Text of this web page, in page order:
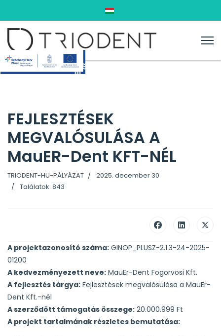
Válasszon nyelvet
FEJLESZTÉSEK
MEGVALÓSULÁSA A
MauER-Dent KFT-NÉL
TRIODENT-HU-PÁLYÁZAT
2025. december 30
Találatok: 843
A projektazonosító száma: GINOP_PLUSZ-2.1.3-24-2025-
01200
A kedvezményezett neve: MauEr-Dent Fogorvosi Kft.
A fejlesztés tárgya: Fejlesztések megvalósulása a MauEr-
Dent Kft.-nél
A szerződött támogatás összege: 20.000.999 Ft
A projekt tartalmának részletes bemutatása: